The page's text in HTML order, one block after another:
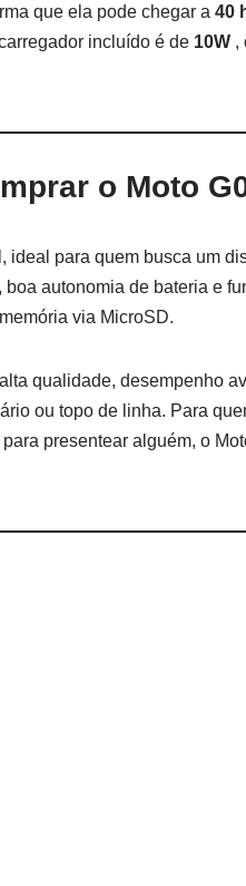
que ela pode chegar a 40
incluído é de 10W ,
o Moto
para quem busca um
autonomia de bateria e
via MicroSD.
qualidade, desempenho
ou topo de linha. Para
presentear alguém, o